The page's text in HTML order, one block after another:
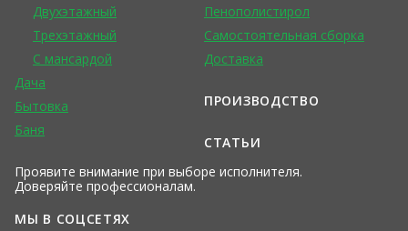
Двухэтажный
Трехэтажный
С мансардой
Дача
Бытовка
Баня
Проявите внимание при выборе исполнителя.
Доверяйте профессионалам.
Пенополистирол
Самостоятельная сборка
Доставка
ПРОИЗВОДСТВО
СТАТЬИ
МЫ В СОЦСЕТЯХ